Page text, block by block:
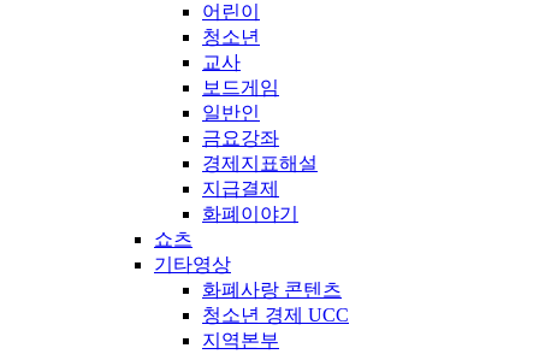
어린이
청소년
교사
보드게임
일반인
금요강좌
경제지표해설
지급결제
화폐이야기
쇼츠
기타영상
화폐사랑 콘텐츠
청소년 경제 UCC
지역본부